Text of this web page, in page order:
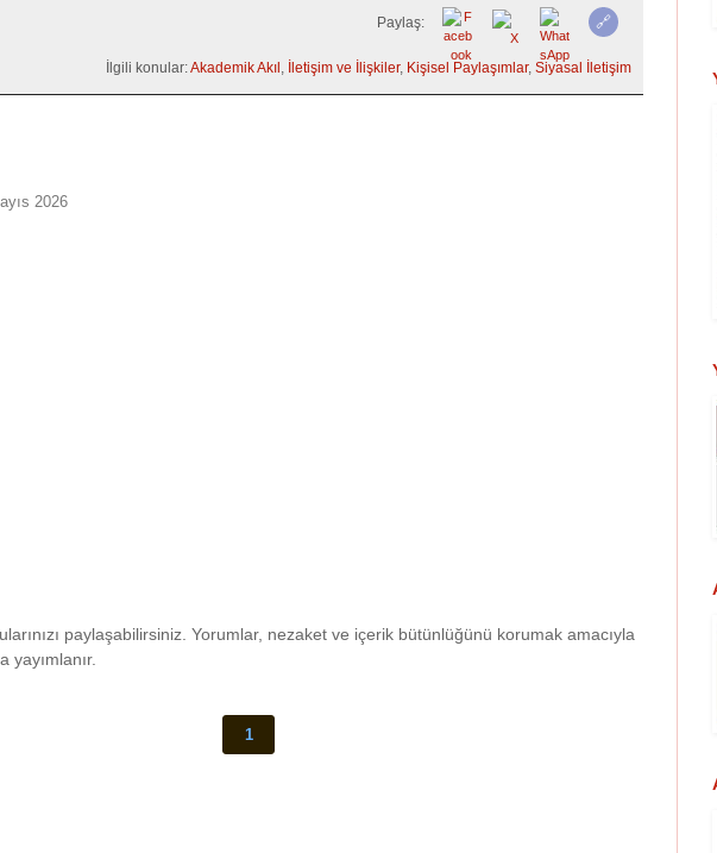
Paylaş: 🔗
İlgili konular:Akademik Akıl İletişim ve İlişkiler, Kişisel Paylaşımlar, Siyasal İletişim
2026
paylaşabilirsiniz. Yorumlar, nezaket ve içerik bütünlüğünü korumak amacıyla
yayımlanır.
1